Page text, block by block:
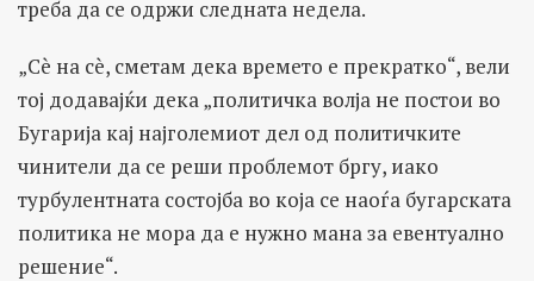
треба да се одржи следната недела.
„Сè на сè, сметам дека времето е прекратко“, вели
тој додавајќи дека „политичка волја не постои во
Бугарија кај најголемиот дел од политичките
чинители да се реши проблемот бргу, иако
турбулентната состојба во која се наоѓа бугарската
политика не мора да е нужно мана за евентуално
решение“.